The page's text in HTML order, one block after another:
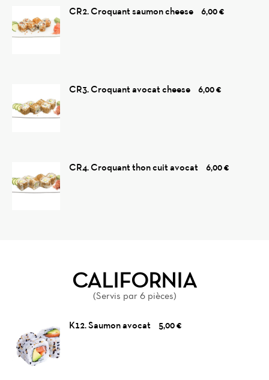
CR2. Croquant saumon cheese 6,00 €
CR3. Croquant avocat cheese 6,00 €
CR4. Croquant thon cuit avocat 6,00 €
CALIFORNIA
(Servis par 6 pièces)
K12. Saumon avocat 5,00 €